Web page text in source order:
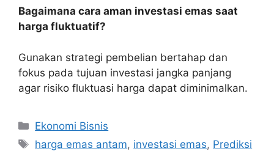
Bagaimana cara aman investasi emas saat
harga fluktuatif?
Gunakan strategi pembelian bertahap dan
fokus pada tujuan investasi jangka panjang
agar risiko fluktuasi harga dapat diminimalkan.
Kategori
Ekonomi Bisnis
Tag
harga emas antam, investasi emas, Prediksi